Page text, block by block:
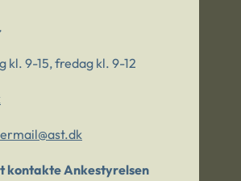
kl. 9-15, fredag kl. 9-12
kontakte Ankestyrelsen